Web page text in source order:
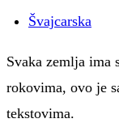
Švajcarska
Svaka zemlja ima
rokovima, ovo je
tekstovima.